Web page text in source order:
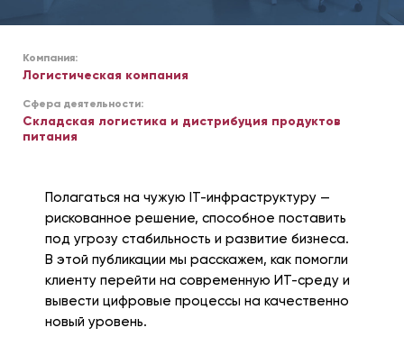
Компания:
Логистическая компания
Сфера деятельности:
Складская логистика и дистрибуция продуктов
питания
Полагаться на чужую IT-инфраструктуру —
рискованное решение, способное поставить
под угрозу стабильность и развитие бизнеса.
В этой публикации мы расскажем, как помогли
клиенту перейти на современную ИТ-среду и
вывести цифровые процессы на качественно
новый уровень.